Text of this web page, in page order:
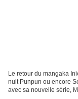
Le retour du mangaka
nuit Punpun ou encore
avec sa nouvelle série,